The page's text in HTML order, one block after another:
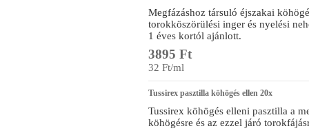
Megfázáshoz társuló éjszakai
torokköszörülési inger és nyelési
1 éves kortól ajánlott.
3895 Ft
32 Ft/ml
Tussirex pasztilla köhögés ellen 20x
Tussirex köhögés elleni pasztilla a
köhögésre és az ezzel járó